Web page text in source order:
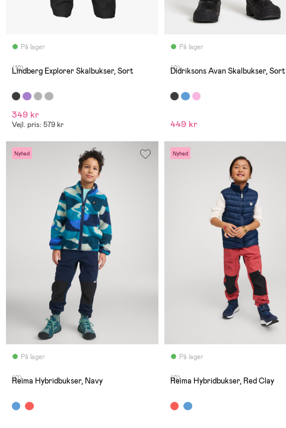
På lager
(12)
Lindberg Explorer Skalbukser, Sort
349 kr
Vejl. pris: 579 kr
På lager
(0)
Didriksons Avan Skalbukser, Sort
449 kr
Nyhed
På lager
(0)
Reima Hybridbukser, Navy
Nyhed
På lager
(0)
Reima Hybridbukser, Red Clay